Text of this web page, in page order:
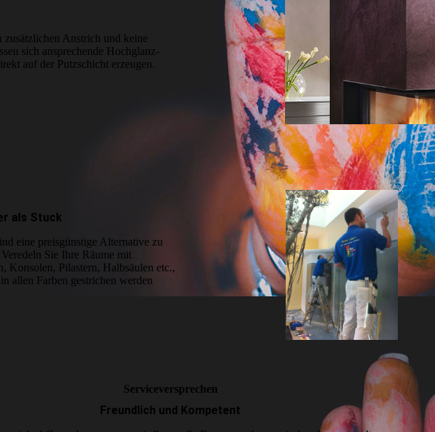
zusätzlichen Anstrich und keine
sich ansprechende Hoch­glanz­
auf der Putzschicht erzeugen.
als Stuck
eine preis­günstige Alternative zu
Sie Ihre Räume mit
Konsolen, Pilastern, Halbsäulen etc.,
allen Farben gestrichen werden
Serviceversprechen
Freundlich und Kompetent